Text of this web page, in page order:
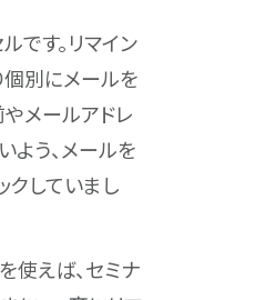
です。リマイン
個別にメールを
メールアドレ
よう、メールを
クしていまし
使えば、セミナ